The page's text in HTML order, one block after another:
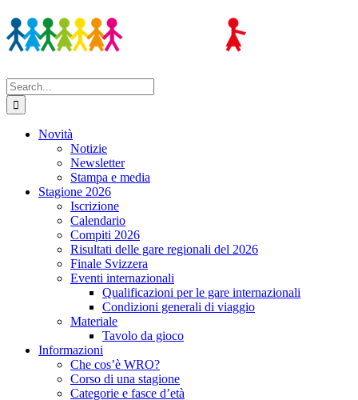
to
content
Search
for:
Novità
Notizie
Newsletter
Stampa e media
Stagione 2026
Iscrizione
Calendario
Compiti 2026
Risultati delle gare regionali del 2026
Finale Svizzera
Eventi internazionali
Qualificazioni per le gare internazionali
Condizioni generali di viaggio
Materiale
Tavolo da gioco
Informazioni
Che cos’è WRO?
Corso di una stagione
Categorie e fasce d’età